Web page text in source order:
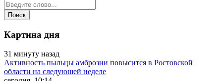
Картина дня
31 минуту назад
Активность пыльцы амброзии повысится в Ростовской
области на следующей неделе